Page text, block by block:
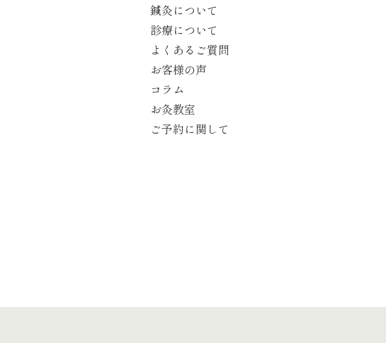
鍼灸について
診療について
よくあるご質問
お客様の声
コラム
お灸教室
ご予約に関して